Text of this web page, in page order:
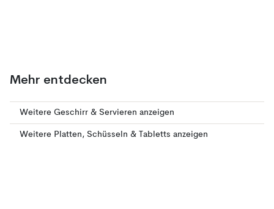
Mehr entdecken
Weitere Geschirr & Servieren anzeigen
Weitere Platten, Schüsseln & Tabletts anzeigen